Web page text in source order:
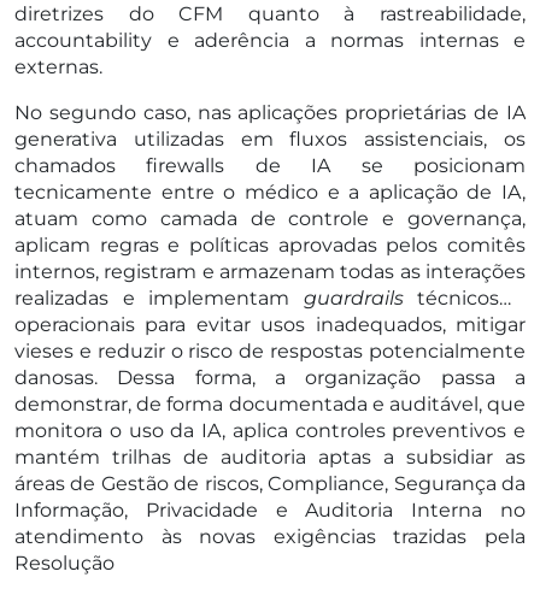
diretrizes do CFM quanto à rastreabilidade,
accountability e aderência a normas internas e
externas.
No segundo caso, nas aplicações proprietárias de IA
generativa utilizadas em fluxos assistenciais, os
chamados firewalls de IA se posicionam
tecnicamente entre o médico e a aplicação de IA,
atuam como camada de controle e governança,
aplicam regras e políticas aprovadas pelos comitês
internos, registram e armazenam todas as interações
realizadas e implementam guardrailstécnicos e
operacionais para evitar usos inadequados, mitigar
vieses e reduzir o risco de respostas potencialmente
danosas. Dessa forma, a organização passa a
demonstrar, de forma documentada e auditável, que
monitora o uso da IA, aplica controles preventivos e
mantém trilhas de auditoria aptas a subsidiar as
áreas de Gestão de riscos, Compliance, Segurança da
Informação, Privacidade e Auditoria Interna no
atendimento às novas exigências trazidas pela
Resolução